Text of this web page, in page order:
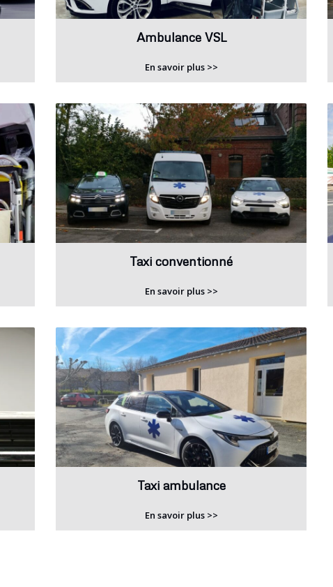
Ambulance VSL
En savoir plus >>
Taxi conventionné
En savoir plus >>
Taxi ambulance
En savoir plus >>